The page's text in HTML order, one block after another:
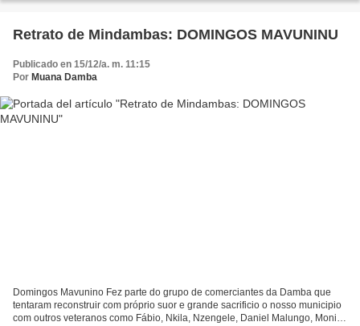
Retrato de Mindambas: DOMINGOS MAVUNINU
Publicado en 15/12/a. m. 11:15
Por Muana Damba
Domingos Mavunino Fez parte do grupo de comerciantes da Damba que
tentaram reconstruir com próprio suor e grande sacrificio o nosso municipio
com outros veteranos como Fábio, Nkila, Nzengele, Daniel Malungo, Moniz